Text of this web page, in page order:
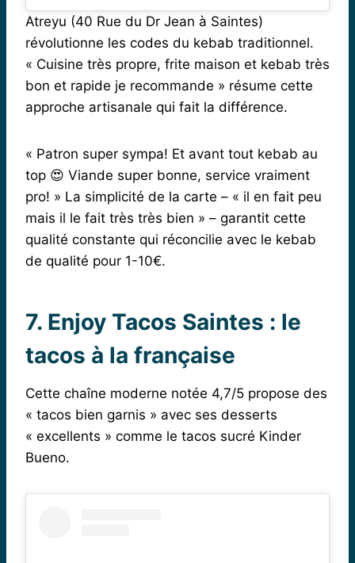
Atreyu (40 Rue du Dr Jean à Saintes)
révolutionne les codes du kebab traditionnel.
« Cuisine très propre, frite maison et kebab très
bon et rapide je recommande » résume cette
approche artisanale qui fait la différence.
« Patron super sympa! Et avant tout kebab au
top 😍 Viande super bonne, service vraiment
pro! » La simplicité de la carte – « il en fait peu
mais il le fait très très bien » – garantit cette
qualité constante qui réconcilie avec le kebab
de qualité pour 1-10€.
7. Enjoy Tacos Saintes : le
tacos à la française
Cette chaîne moderne notée 4,7/5 propose des
« tacos bien garnis » avec ses desserts
« excellents » comme le tacos sucré Kinder
Bueno.